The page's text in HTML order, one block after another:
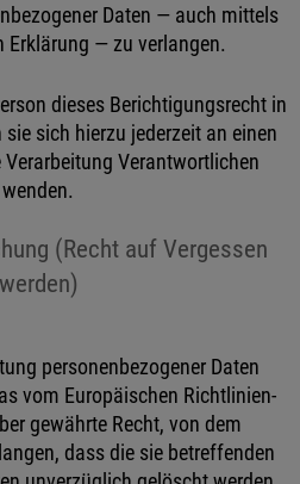
Daten — auch mittels
Erklärung — zu verlangen.
dieses Berichtigungsrecht in
sich hierzu jederzeit an einen
Verantwortlichen
wenden.
(Recht auf Vergessen
werden)
personenbezogener Daten
vom Europäischen Richtlinien-
gewährte Recht, von dem
dass die sie betreffenden